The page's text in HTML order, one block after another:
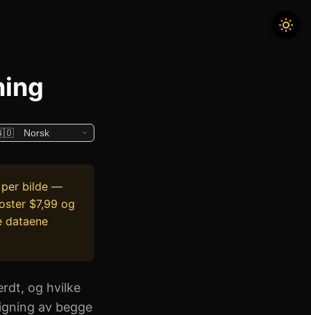
per bilde —
$7,99 og
dataene
og hvilke
av begge